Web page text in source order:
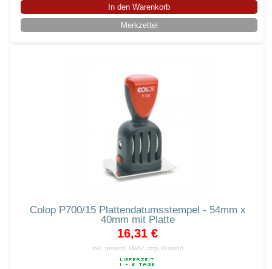
In den Warenkorb
Merkzettel
Colop P700/15 Plattendatumsstempel - 54mm x
40mm mit Platte
16,31 €
inkl. gesetzl. MwSt. zzgl.Versand